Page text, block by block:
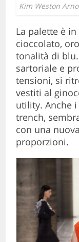
Kim Weston
La palette è
cioccolato,
tonalità di
sartoriale e
tensioni, si
vestiti al
utility. Anche
trench,
con una
proporzioni.